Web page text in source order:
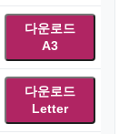
다운로드
A3
다운로드
Letter